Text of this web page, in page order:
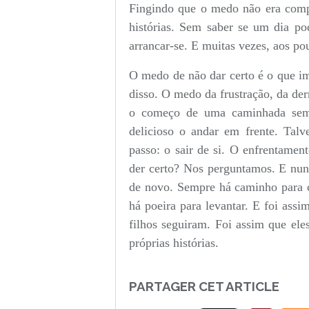
Fingindo que o medo não era
histórias. Sem saber se um dia
arrancar-se. E muitas vezes, aos
O medo de não dar certo é o que
disso. O medo da frustração, da
o começo de uma caminhada
delicioso o andar em frente.
passo: o sair de si. O
der certo? Nos perguntamos. E
de novo. Sempre há caminho para
há poeira para levantar. E foi
filhos seguiram. Foi assim que
próprias histórias.
PARTAGER CET ARTICLE